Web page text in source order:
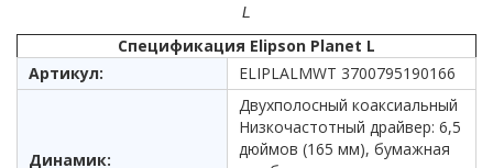
L
Спецификация Elipson Planet L
Артикул:
ELIPLALMWT 3700795190166
Динамик:
Двухполосный коаксиальный
Низкочастотный драйвер: 6,5
дюймов (165 мм), бумажная